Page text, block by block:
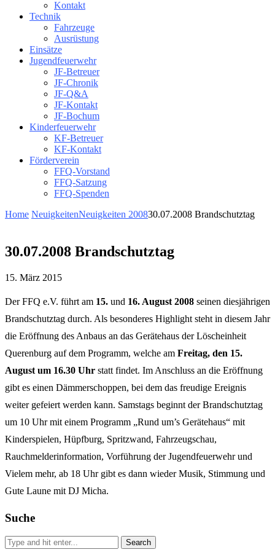
Kontakt
Technik
Fahrzeuge
Ausrüstung
Einsätze
Jugendfeuerwehr
JF-Betreuer
JF-Chronik
JF-Q&A
JF-Kontakt
JF-Bochum
Kinderfeuerwehr
KF-Betreuer
KF-Kontakt
Förderverein
FFQ-Vorstand
FFQ-Satzung
FFQ-Spenden
Home NeuigkeitenNeuigkeiten 200830.07.2008 Brandschutztag
30.07.2008 Brandschutztag
15. März 2015
Der FFQ e.V. führt am 15. und 16. August 2008 seinen diesjährigen
Brandschutztag durch. Als besonderes Highlight steht in diesem Jahr
die Eröffnung des Anbaus an das Gerätehaus der Löscheinheit
Querenburg auf dem Programm, welche am Freitag, den 15.
August um 16.30 Uhr statt findet. Im Anschluss an die Eröffnung
gibt es einen Dämmerschoppen, bei dem das freudige Ereignis
weiter gefeiert werden kann. Samstags beginnt der Brandschutztag
um 10 Uhr mit einem Programm „Rund um’s Gerätehaus“ mit
Kinderspielen, Hüpfburg, Spritzwand, Fahrzeugschau,
Rauchmelderinformation, Vorführung der Jugendfeuerwehr und
Vielem mehr, ab 18 Uhr gibt es dann wieder Musik, Stimmung und
Gute Laune mit DJ Micha.
Suche
Search